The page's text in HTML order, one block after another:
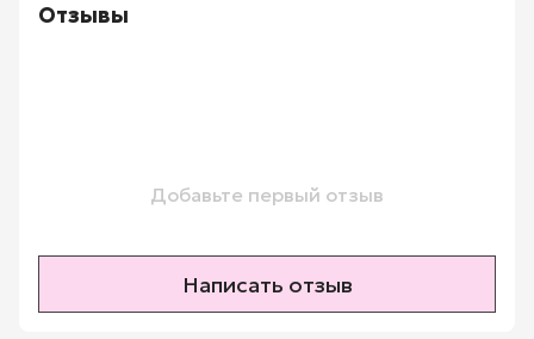
Отзывы
Добавьте первый отзыв
Написать отзыв